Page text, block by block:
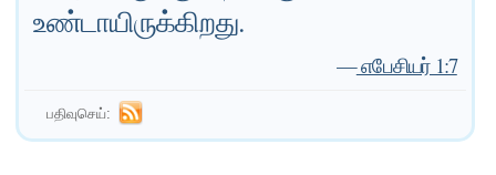
உண்டாயிருக்கிறது.
—எபேசியர் 1:7
பதிவுசெய்: